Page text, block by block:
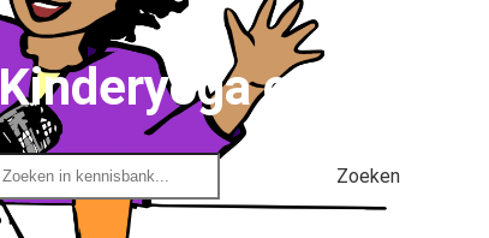
Kinderyoga oefeningen
Zoeken